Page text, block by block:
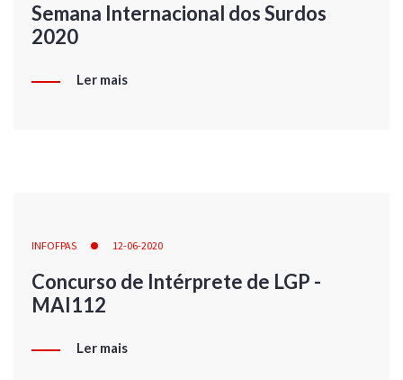
Semana Internacional dos Surdos
2020
Ler mais
INFOFPAS 12-06-2020
Concurso de Intérprete de LGP -
MAI112
Ler mais